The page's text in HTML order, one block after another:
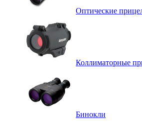
Оптические
Коллиматорные
Бинокли